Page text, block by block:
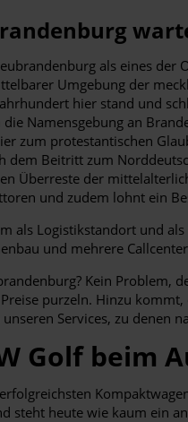
als eines
Umgebung der
hier stand und
Namensgebung an
zum protestantischen
dem Beitritt zum
Überreste der
und zudem lohnt ein
als Logistikstandort und
und mehrere
Kein
purzeln. Hinzu
Services, zu denen
Golf beim
heute wie kaum ein